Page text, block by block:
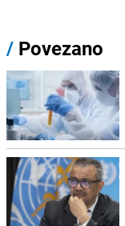
/ Povezano